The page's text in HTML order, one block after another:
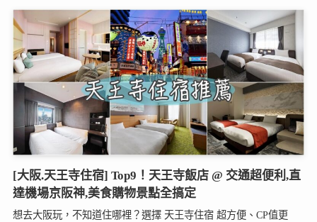
[大阪.天王寺住宿] Top9！天王寺飯店 @ 交通超便利,直
達機場京阪神,美食購物景點全搞定
想去大阪玩，不知道住哪裡？選擇 天王寺住宿 超方便、CP值更